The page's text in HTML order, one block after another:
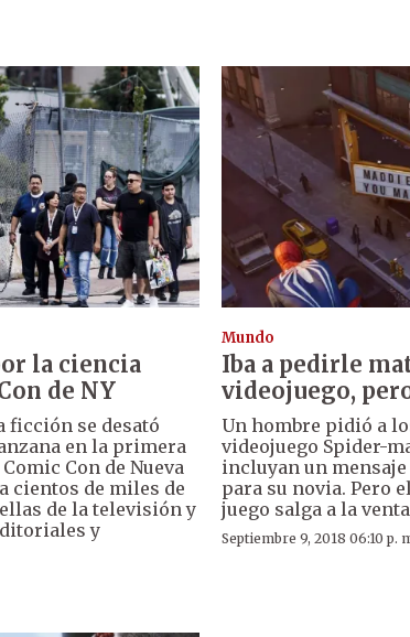
la ciencia
de NY
ficción se desató
en la primera
Con de Nueva
cientos de miles de
de la televisión y
y
Mundo
Iba a pedirle
videojuego,
Un hombre pidió a
videojuego Spider-
incluyan un
para su novia. Pero
juego salga a la
Septiembre 9, 2018 06:10 p.